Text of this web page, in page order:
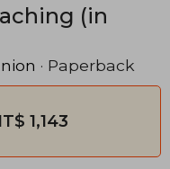
(in
· Paperback
1,143